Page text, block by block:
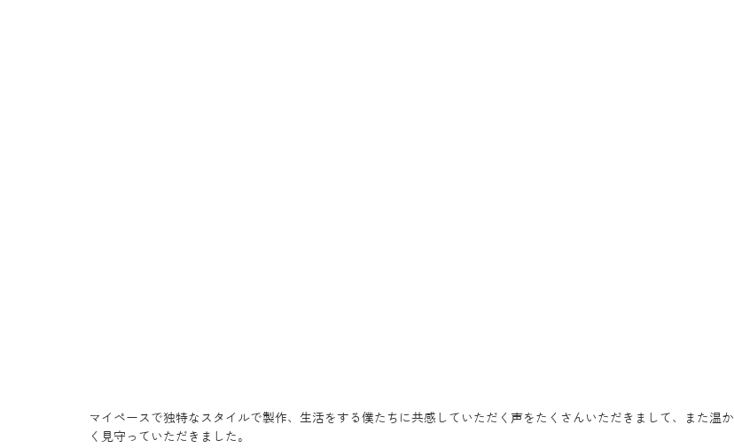
マイペースで独特なスタイルで製作、生活をする僕たちに共感していただく声をたくさんいただきまして、また温か
く見守っていただきました。